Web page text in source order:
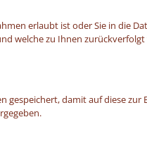
erlaubt ist oder Sie in die
welche zu Ihnen
gespeichert, damit auf diese zur